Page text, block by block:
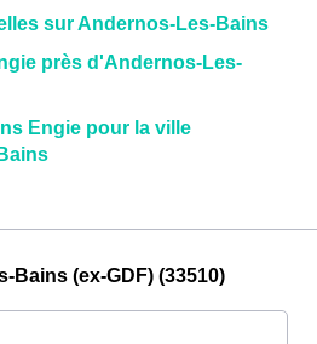
sur Andernos-Les-Bains
près d'Andernos-Les-
Engie pour la ville
Bains (ex-GDF) (33510)